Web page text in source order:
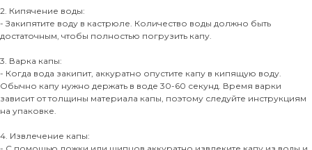
2. Кипячение воды:
- Закипятите воду в кастрюле. Количество воды должно быть
достаточным, чтобы полностью погрузить капу.
3. Варка капы:
- Когда вода закипит, аккуратно опустите капу в кипящую воду.
Обычно капу нужно держать в воде 30-60 секунд. Время варки
зависит от толщины материала капы, поэтому следуйте инструкциям
на упаковке.
4. Извлечение капы: